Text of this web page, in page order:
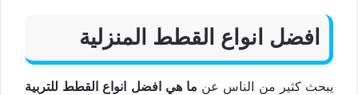
افضل انواع القطط المنزلية
يبحث كثير من الناس عن ما هي افضل انواع القطط للتربية